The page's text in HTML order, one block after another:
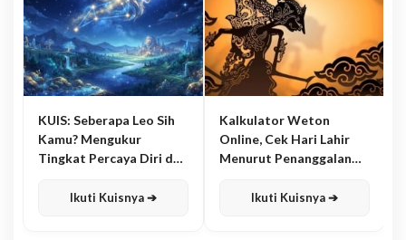
KUIS: Seberapa Leo Sih
Kamu? Mengukur
Tingkat Percaya Diri dan
Ikuti Kuisnya ➔
Kalkulator Weton
Online, Cek Hari Lahir
Menurut Penanggalan
Ikuti Kuisnya ➔